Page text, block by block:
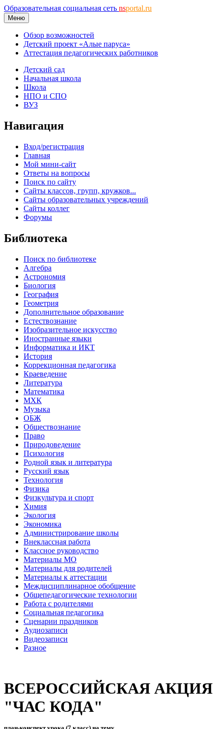
Образовательная социальная сеть nsportal.ru
Меню
Обзор возможностей
Детский проект «Алые паруса»
Аттестация педагогических работников
Детский сад
Начальная школа
Школа
НПО и СПО
ВУЗ
Навигация
Вход/регистрация
Главная
Мой мини-сайт
Ответы на вопросы
Поиск по сайту
Сайты классов, групп, кружков...
Сайты образовательных учреждений
Сайты коллег
Форумы
Библиотека
Поиск по библиотеке
Алгебра
Астрономия
Биология
География
Геометрия
Дополнительное образование
Естествознание
Изобразительное искусство
Иностранные языки
Информатика и ИКТ
История
Коррекционная педагогика
Краеведение
Литература
Математика
МХК
Музыка
ОБЖ
Обществознание
Право
Природоведение
Психология
Родной язык и литература
Русский язык
Технология
Физика
Физкультура и спорт
Химия
Экология
Экономика
Администрирование школы
Внеклассная работа
Классное руководство
Материалы МО
Материалы для родителей
Материалы к аттестации
Междисциплинарное обобщение
Общепедагогические технологии
Работа с родителями
Социальная педагогика
Сценарии праздников
Аудиозаписи
Видеозаписи
Разное
ВСЕРОССИЙСКАЯ АКЦИЯ
"ЧАС КОДА"